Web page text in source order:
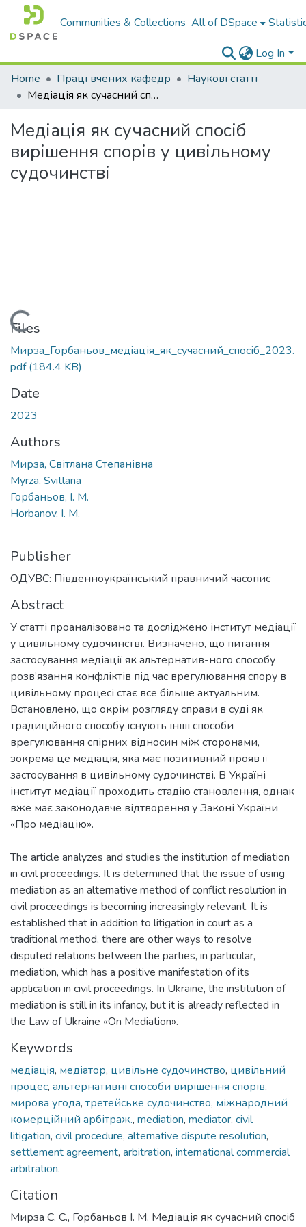
Communities & Collections All of DSpace
Log In
Home
Праці вчених кафедр
Наукові статті
Медіація як сучасний спосіб вирішення спорів у цивільному судочинстві
Медіація як сучасний спосіб
вирішення спорів у цивільному
судочинстві
Loading...
Files
Мирза_Горбаньов_медіація_як_сучасний_спосіб_2023.
pdf(184.4 KB)
Date
2023
Authors
Мирза, Світлана Степанівна
Myrza, Svitlana
Горбаньов, І. М.
Horbanov, I. M.
Publisher
ОДУВС: Південноукраїнський правничий часопис
Abstract
У статті проаналізовано та досліджено інститут медіації
у цивільному судочинстві. Визначено, що питання
застосування медіації як альтернатив-ного способу
розв’язання конфліктів під час врегулювання спору в
цивільному процесі стає все більше актуальним.
Встановлено, що окрім розгляду справи в суді як
традиційного способу існують інші способи
врегулювання спірних відносин між сторонами,
зокрема це медіація, яка має позитивний прояв її
застосування в цивільному судочинстві. В Україні
інститут медіації проходить стадію становлення, однак
вже має законодавче відтворення у Законі України
«Про медіацію».
The article analyzes and studies the institution of mediation
in civil proceedings. It is determined that the issue of using
mediation as an alternative method of conflict resolution in
civil proceedings is becoming increasingly relevant. It is
established that in addition to litigation in court as a
traditional method, there are other ways to resolve
disputed relations between the parties, in particular,
mediation, which has a positive manifestation of its
application in civil proceedings. In Ukraine, the institution of
mediation is still in its infancy, but it is already reflected in
the Law of Ukraine «On Mediation».
Keywords
медіація, медіатор, цивільне судочинство, цивільний
процес, альтернативні способи вирішення спорів,
мирова угода, третейське судочинство, міжнародний
комерційний арбітраж., mediation, mediator, civil
litigation, civil procedure, alternative dispute resolution,
settlement agreement, arbitration, international commercial
arbitration.
Citation
Мирза С. С., Горбаньов І. М. Медіація як сучасний спосіб